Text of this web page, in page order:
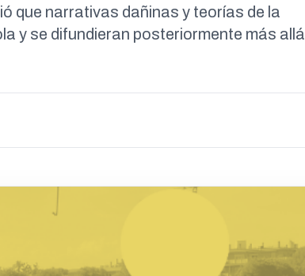
que narrativas dañinas y teorías de la
y se difundieran posteriormente más allá